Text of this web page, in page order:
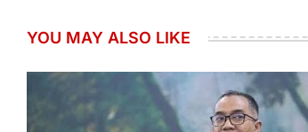
YOU MAY ALSO LIKE